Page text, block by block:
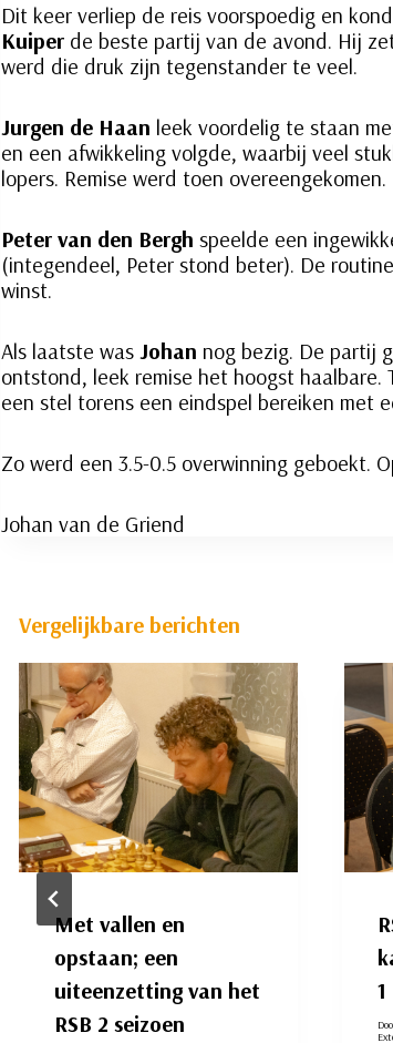
Dit keer verliep de reis voorspoedig en
Kuiper de beste partij van de avond. Hij
werd die druk zijn tegenstander te veel.
Jurgen de Haan leek voordelig te staan
en een afwikkeling volgde, waarbij veel
lopers. Remise werd toen overeengekomen.
Peter van den Bergh speelde een
(integendeel, Peter stond beter). De
winst.
Als laatste was Johan nog bezig. De partij
ontstond, leek remise het hoogst
een stel torens een eindspel bereiken met
Zo werd een 3.5-0.5 overwinning geboekt.
Johan van de Griend
Vergelijkbare berichten
Met vallen en
opstaan; een
uiteenzetting van het
RSB 2 seizoen
1